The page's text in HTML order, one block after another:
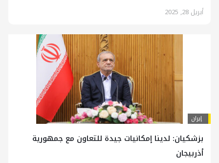
أبريل 28, 2025
إيران
بزشكيان: لدينا إمكانيات جيدة للتعاون مع جمهورية
أذربيجان